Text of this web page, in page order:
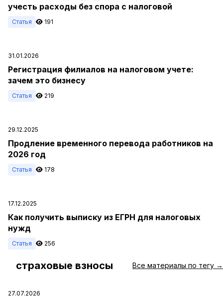
учесть расходы без спора с налоговой
Статья 191
31.01.2026
Регистрация филиалов на налоговом учете:
зачем это бизнесу
Статья 219
29.12.2025
Продление временного перевода работников на
2026 год
Статья 178
17.12.2025
Как получить выписку из ЕГРН для налоговых
нужд
Статья 256
страховые взносы Все материалы по тегу →
27.07.2026